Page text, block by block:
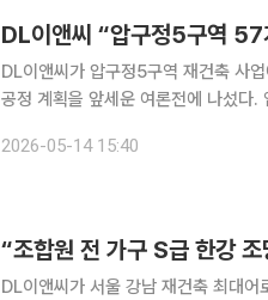
DL이앤씨 “압구정5구역
DL이앤씨가 압구정5구역 재건축 사
공정 계획을 앞세운 여론전에 나섰다
이다. DL이앤씨는 14일 “압구정5
2026-05-14 15:40
“조합원 전 가구 S급 한강
DL이앤씨가 서울 강남 재건축 최대